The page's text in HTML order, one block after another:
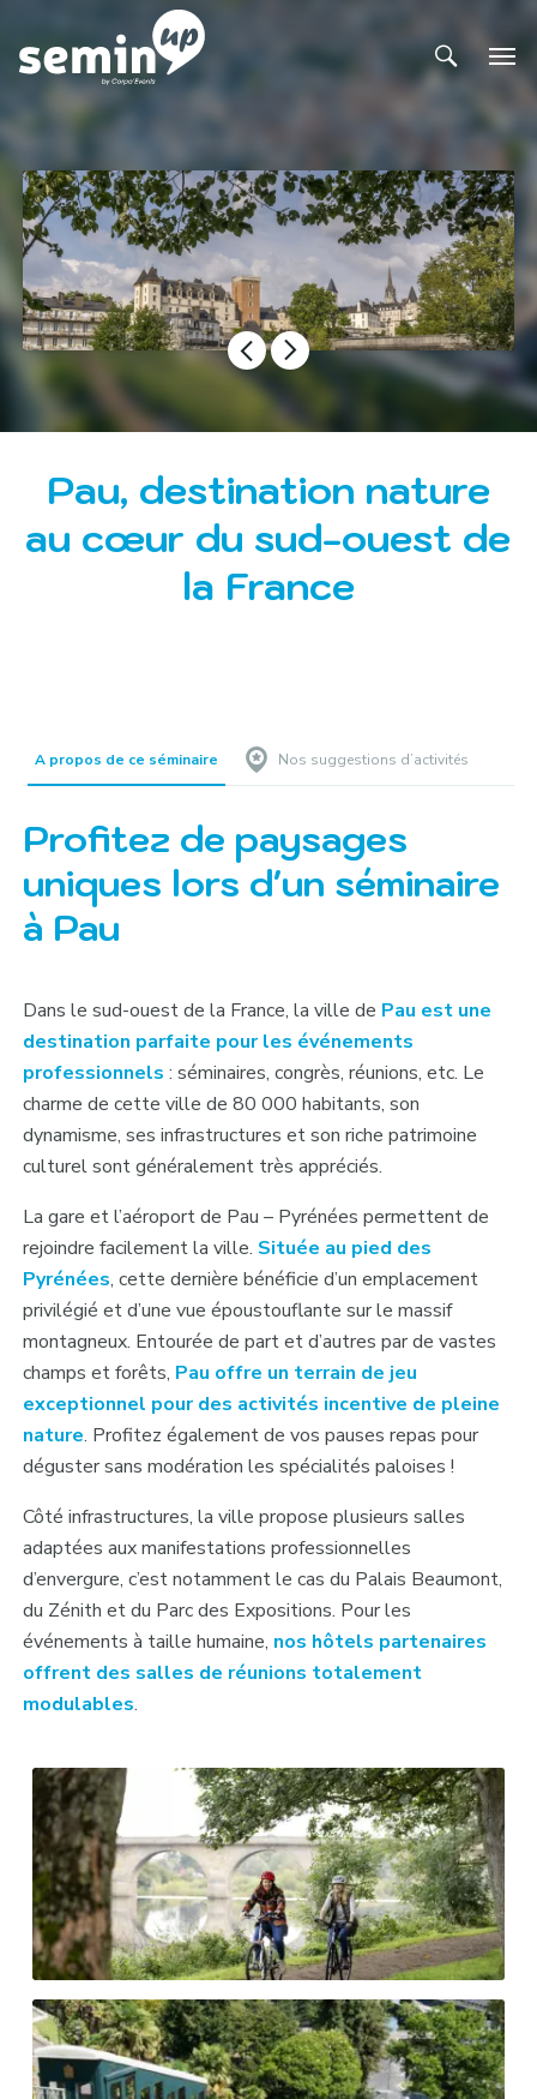
Pau, destination nature
au cœur du sud-ouest de
la France
A propos de ce séminaire Nos suggestions d’activités
Profitez de paysages
uniques lors d'un séminaire
à Pau
Dans le sud-ouest de la France, la ville de Pau est une
destination parfaite pour les événements
professionnels : séminaires, congrès, réunions, etc. Le
charme de cette ville de 80 000 habitants, son
dynamisme, ses infrastructures et son riche patrimoine
culturel sont généralement très appréciés.
La gare et l’aéroport de Pau – Pyrénées permettent de
rejoindre facilement la ville. Située au pied des
Pyrénées, cette dernière bénéficie d’un emplacement
privilégié et d’une vue époustouflante sur le massif
montagneux. Entourée de part et d’autres par de vastes
champs et forêts, Pau offre un terrain de jeu
exceptionnel pour des activités incentive de pleine
nature. Profitez également de vos pauses repas pour
déguster sans modération les spécialités paloises !
Côté infrastructures, la ville propose plusieurs salles
adaptées aux manifestations professionnelles
d’envergure, c’est notamment le cas du Palais Beaumont,
du Zénith et du Parc des Expositions. Pour les
événements à taille humaine, nos hôtels partenaires
offrent des salles de réunions totalement
modulables.